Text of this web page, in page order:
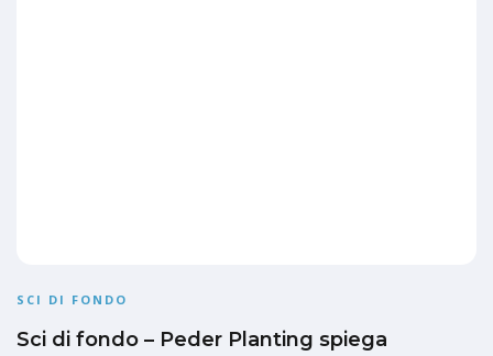
SCI DI FONDO
Sci di fondo – Peder Planting spiega